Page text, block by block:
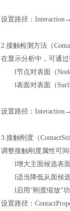
设置路径：
2.接触检测方法（
在显示分析中，可通
l节点对表面（
l表面对表面（
设置路径：
3.接触刚度（
调整接触刚度属性可间
l增大主面候选表
l适当降低从面候
l启用 "刚度缩放"
设置路径：